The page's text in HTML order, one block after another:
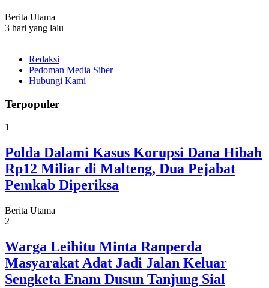
Berita Utama
3 hari yang lalu
Redaksi
Pedoman Media Siber
Hubungi Kami
Terpopuler
1
Polda Dalami Kasus Korupsi Dana Hibah
Rp12 Miliar di Malteng, Dua Pejabat
Pemkab Diperiksa
Berita Utama
2
Warga Leihitu Minta Ranperda
Masyarakat Adat Jadi Jalan Keluar
Sengketa Enam Dusun Tanjung Sial